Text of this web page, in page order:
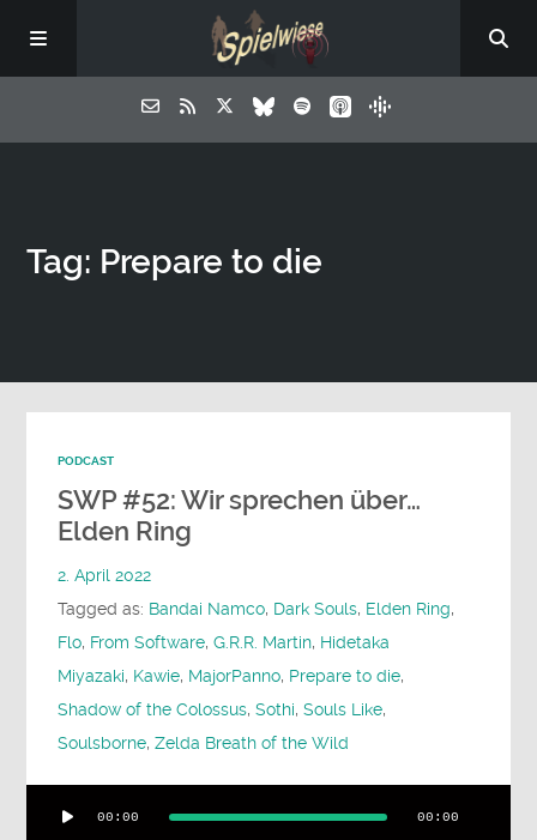
Tag: Prepare to die
PODCAST
SWP #52: Wir sprechen über…
Elden Ring
2. April 2022
Tagged as: Bandai Namco, Dark Souls, Elden Ring,
Flo, From Software,G.R.R. Martin, Hidetaka
Miyazaki, Kawie, MajorPanno, Prepare to die,
Shadow of the Colossus,Sothi,Souls Like,
Soulsborne,Zelda Breath of the Wild
Player
00:00 00:00